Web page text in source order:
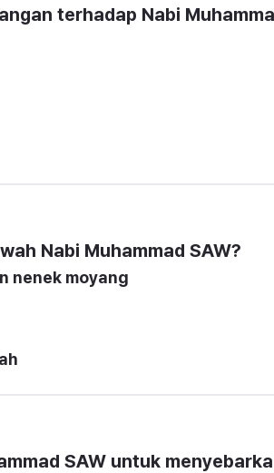
terhadap Nabi
Nabi Muhammad SAW?
nenek moyang
SAW untuk